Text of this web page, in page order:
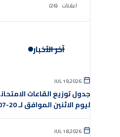
اعلانات (26)
آخر الأخبار
JUL 19,2026
جدول توزيع القاعات
ليوم الاثنين الموافق لـ 20-07-2026
JUL 18,2026